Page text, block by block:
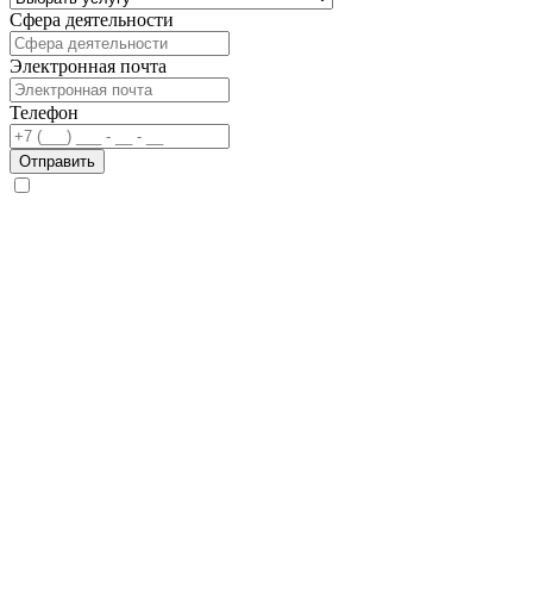
Сфера деятельности
Электронная почта
Телефон
Отправить